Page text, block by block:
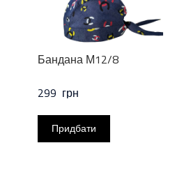
Бандана М12/8
299  грн
Придбати